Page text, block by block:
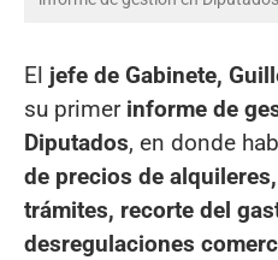
El jefe de Gabinete,
su primer informe de
Diputados, en donde
de precios de
trámites, recorte del
desregulaciones